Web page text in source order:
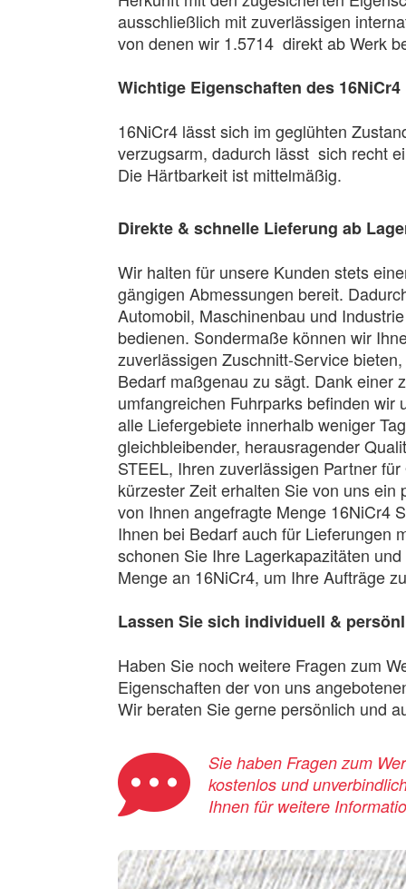
ausschließlich mit zuverlässigen
von denen wir 1.5714 direkt ab Werk
Wichtige Eigenschaften des 16NiCr4
16NiCr4 lässt sich im geglühten
verzugsarm, dadurch lässt sich recht
Die Härtbarkeit ist mittelmäßig.
Direkte & schnelle Lieferung ab
Wir halten für unsere Kunden stets
gängigen Abmessungen bereit.
Automobil, Maschinenbau und
bedienen. Sondermaße können wir
zuverlässigen Zuschnitt-Service
Bedarf maßgenau zu sägt. Dank einer
umfangreichen Fuhrparks befinden wir
alle Liefergebiete innerhalb weniger
gleichbleibender, herausragender
STEEL, Ihren zuverlässigen Partner
kürzester Zeit erhalten Sie von uns
von Ihnen angefragte Menge 16NiCr4
Ihnen bei Bedarf auch für Lieferungen
schonen Sie Ihre Lagerkapazitäten
Menge an 16NiCr4, um Ihre Aufträge
Lassen Sie sich individuell &
Haben Sie noch weitere Fragen zum
Eigenschaften der von uns
Wir beraten Sie gerne persönlich und
Sie haben Fragen zum
kostenlos und
Ihnen für weitere